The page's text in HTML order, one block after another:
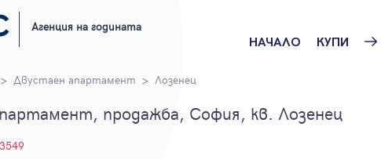
Агенция на годината
НАЧАЛО КУПИ
Защо да купя
Двустаен апартамент Лозенец
продажба, София, кв. Лозенец